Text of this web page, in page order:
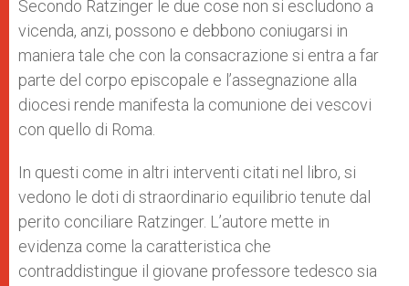
Secondo Ratzinger le due cose non si escludono a
vicenda, anzi, possono e debbono coniugarsi in
maniera tale che con la consacrazione si entra a far
parte del corpo episcopale e l’assegnazione alla
diocesi rende manifesta la comunione dei vescovi
con quello di Roma.
In questi come in altri interventi citati nel libro, si
vedono le doti di straordinario equilibrio tenute dal
perito conciliare Ratzinger. L’autore mette in
evidenza come la caratteristica che
contraddistingue il giovane professore tedesco sia